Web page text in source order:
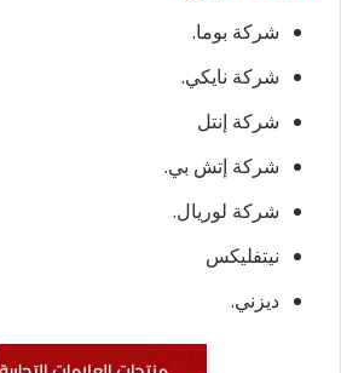
شركة بوما.
شركة نايكي.
شركة إنتل
شركة إتش بي.
شركة لوريال.
نيتفليكس
ديزني.